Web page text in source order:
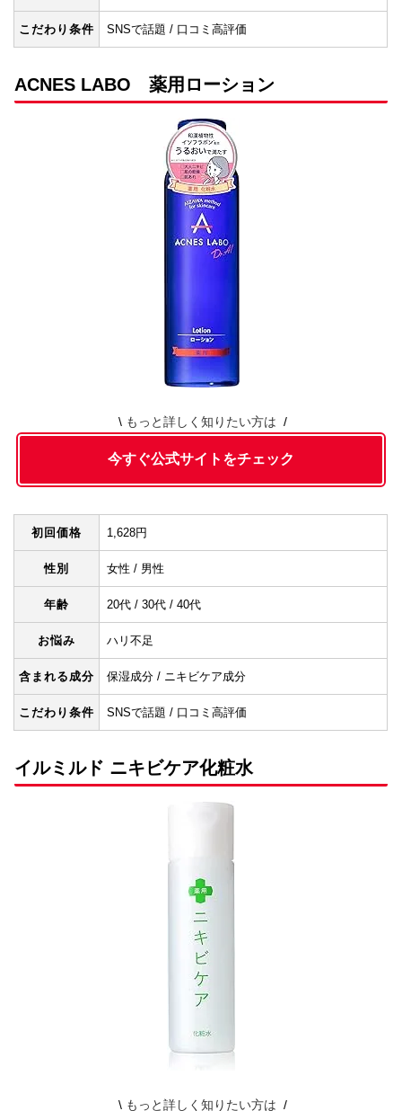
こだわり条件 SNSで話題 / 口コミ高評価
ACNES LABO 薬用ローション
もっと詳しく知りたい方は
今すぐ公式サイトをチェック
初回価格 1,628円
性別 女性 / 男性
年齢 20代 / 30代 / 40代
お悩み ハリ不足
含まれる成分 保湿成分 / ニキビケア成分
こだわり条件 SNSで話題 / 口コミ高評価
イルミルド ニキビケア化粧水
もっと詳しく知りたい方は